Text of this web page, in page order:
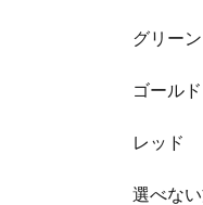
グリ
ゴー
レッ
選べな